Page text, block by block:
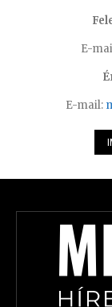
E-
E-mail: